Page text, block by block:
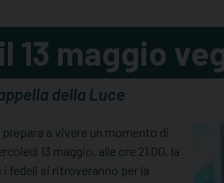
13 maggio
della Luce
a vivere un momento di
13 maggio, alle ore 21.00, la
fedeli si ritroveranno per la